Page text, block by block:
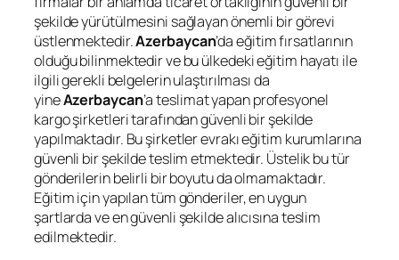
şekilde yürütülmesini sağlayan önemli bir görevi
üstlenmektedir.Azerbaycan’da eğitim fırsatlarının
olduğu bilinmektedir ve bu ülkedeki eğitim hayatı ile
ilgili gerekli belgelerin ulaştırılması da
yineAzerbaycan’a teslimat yapan profesyonel
kargo şirketleri tarafından güvenli bir şekilde
yapılmaktadır. Bu şirketler evrakı eğitim kurumlarına
güvenli bir şekilde teslim etmektedir. Üstelik bu tür
gönderilerin belirli bir boyutu da olmamaktadır.
Eğitim için yapılan tüm gönderiler, en uygun
şartlarda ve en güvenli şekilde alıcısına teslim
edilmektedir.